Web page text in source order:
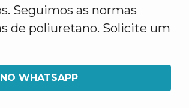
Seguimos as normas
de poliuretano. Solicite um
WHATSAPP